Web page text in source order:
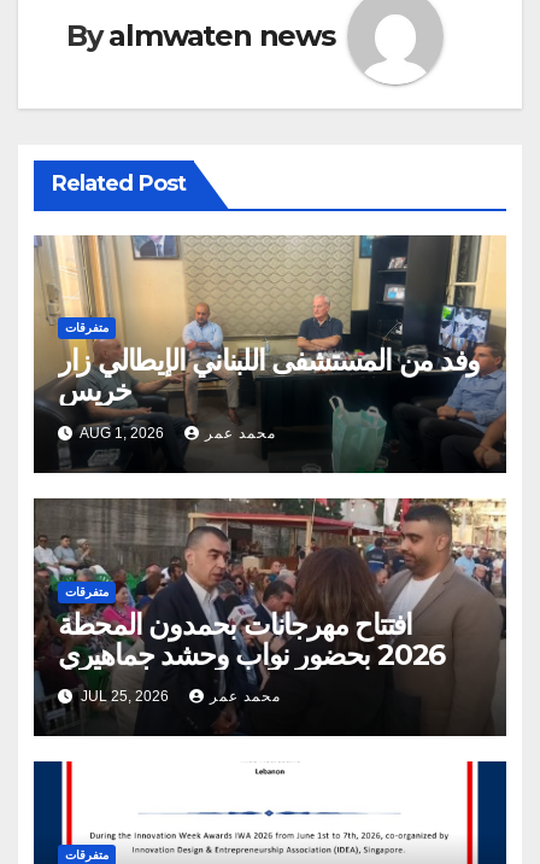
Byalmwaten news
Related Post
متفرقات
وفد من المستشفى اللبناني الإيطالي زار
خريس
AUG 1, 2026 محمد عمر
متفرقات
افتتاح مهرجانات بحمدون المحطة
2026 بحضور نواب وحشد جماهيري
JUL 25, 2026 محمد عمر
متفرقات